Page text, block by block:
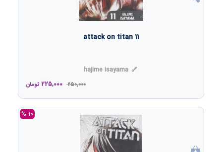
attack on titan 11
hajime isayama
250,000
225,000 تومان
10 %